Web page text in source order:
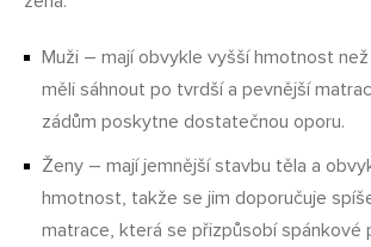
Muži – mají obvykle vyšší hmotnost
měli sáhnout po tvrdší a pevnější
zádům poskytne dostatečnou oporu.
Ženy – mají jemnější stavbu těla a
hmotnost, takže se jim doporučuje
matrace, která se přizpůsobí spánkové